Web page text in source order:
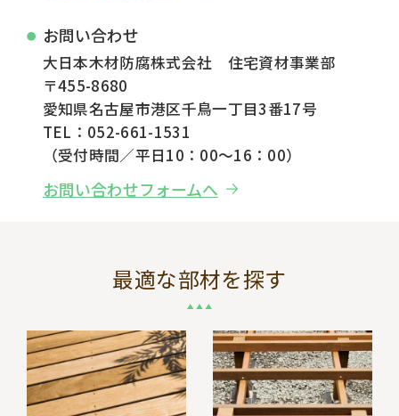
お問い合わせ
大日本木材防腐株式会社 住宅資材事業部
〒455-8680
愛知県名古屋市港区千鳥一丁目3番17号
TEL：052-661-1531
（受付時間／平日10：00～16：00）
お問い合わせフォームへ
最適な部材を探す